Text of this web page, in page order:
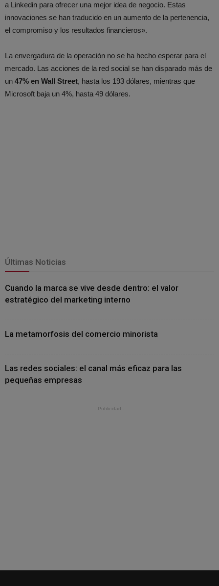
a Linkedin para ofrecer una mejor idea de negocio. Estas
innovaciones se han traducido en un aumento de la pertenencia,
el compromiso y los resultados financieros».
La envergadura de la operación no se ha hecho esperar para el
mercado. Las acciones de la red social se han disparado más de
un 47% en Wall Street, hasta los 193 dólares, mientras que
Microsoft baja un 4%, hasta 49 dólares.
Últimas Noticias
Cuando la marca se vive desde dentro: el valor
estratégico del marketing interno
La metamorfosis del comercio minorista
Las redes sociales: el canal más eficaz para las
pequeñas empresas
- Publicidad -